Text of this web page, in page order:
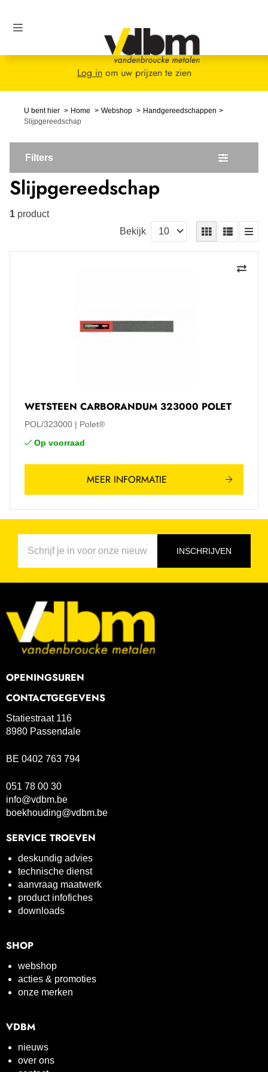
Log inom uw prijzen te zien
U bent hier Home Webshop
Handgereedschappen
Slijpgereedschap
Filters
Slijpgereedschap
1 product
Bekijk
WETSTEEN CARBORANDUM 323000 POLET
POL/323000
Polet®
Op voorraad
MEER INFORMATIE
INSCHRIJVEN
OPENINGSUREN
CONTACTGEGEVENS
Statiestraat 116
8980 Passendale
BE 0402 763 794
051 78 00 30
info@vdbm.be
boekhouding@vdbm.be
SERVICE TROEVEN
deskundig advies
technische dienst
aanvraag maatwerk
product infofiches
downloads
SHOP
webshop
acties & promoties
onze merken
VDBM
nieuws
over ons